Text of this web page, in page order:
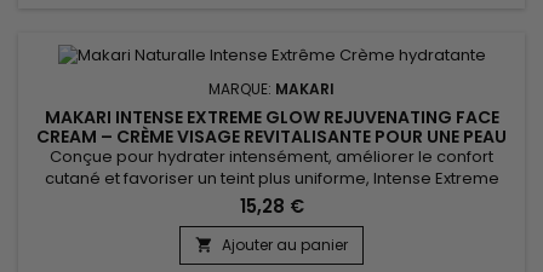
MARQUE: MAKARI
MAKARI INTENSE EXTREME GLOW REJUVENATING FACE
CREAM – CRÈME VISAGE REVITALISANTE POUR UNE PEAU
DOUCE ET RAYONNANTE
Conçue pour hydrater intensément, améliorer le confort
cutané et favoriser un teint plus uniforme, Intense Extreme
Glow Rejuvenating Face Cream est une crème visage
nourrissante et revitalisante idéale pour les peaux en
manque d’éclat. Sa formule associe le beurre de karité, la
vitamine C, les extraits de réglisse, de racine de mûrier et de
15,28 €
 Ajouter au panier